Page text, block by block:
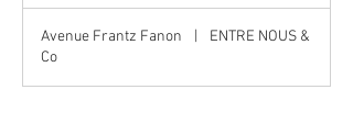
Avenue Frantz Fanon
ENTRE NOUS &
Co